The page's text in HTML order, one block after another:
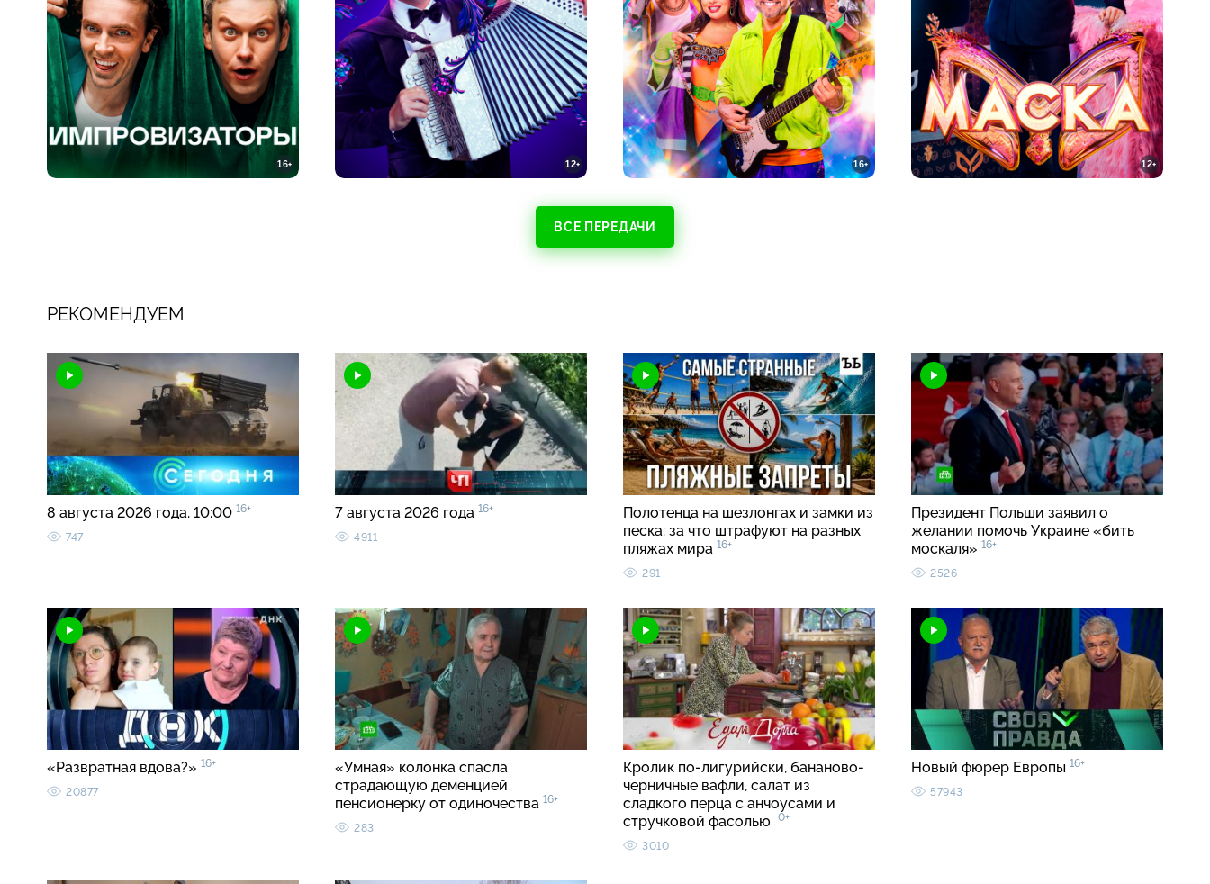
16+ 12+ 16+ 12+
ВСЕ ПЕРЕДАЧИ
РЕКОМЕНДУЕМ
8 августа 2026 года. 10:00 16+
747
7 августа 2026 года 16+
4911
Полотенца на шезлонгах и замки из
песка: за что штрафуют на разных
пляжах мира 16+
291
Президент Польши заявил о
желании помочь Украине «бить
москаля» 16+
2526
«Развратная вдова?» 16+
20877
«Умная» колонка спасла
страдающую деменцией
пенсионерку от одиночества 16+
283
Кролик по-лигурийски, бананово-
черничные вафли, салат из
сладкого перца с анчоусами и
стручковой фасолью
0+
3010
Новый фюрер Европы 16+
57943